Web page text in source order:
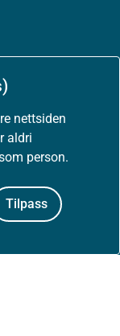
nettsiden
aldri
person.
Tilpass